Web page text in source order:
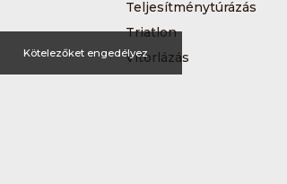
Teljesítménytúrázás
Triatlon
Vitorlázás
Kötelezőket engedélyez